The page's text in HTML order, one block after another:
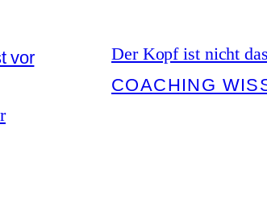
Der Kopf ist nicht
COACHING